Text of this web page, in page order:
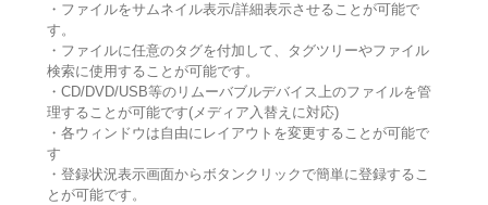
・ファイルをサムネイル表示/詳細表示させることが可能で
す。
・ファイルに任意のタグを付加して、タグツリーやファイル
検索に使用することが可能です。
・CD/DVD/USB等のリムーバブルデバイス上のファイルを管
理することが可能です(メディア入替えに対応)
・各ウィンドウは自由にレイアウトを変更することが可能で
す
・登録状況表示画面からボタンクリックで簡単に登録するこ
とが可能です。